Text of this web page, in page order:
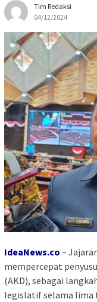
Tim Redaksi
04/12/2024
IdeaNews.co –
mempercepat
(AKD), sebagai
legislatif selama lima